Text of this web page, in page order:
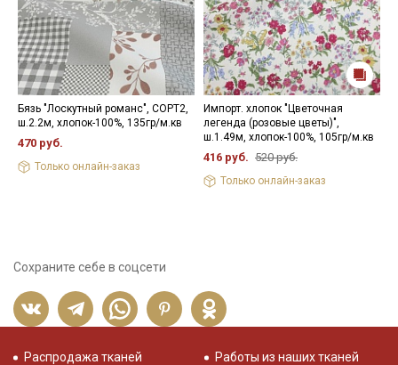
Бязь "Лоскутный романс", СОРТ2,
ш.2.2м, хлопок-100%, 135гр/м.кв
470 руб.
Только онлайн-заказ
Импорт. хлопок "Цветочная
легенда (розовые цветы)",
ш.1.49м, хлопок-100%, 105гр/м.кв
416 руб. 520 руб.
Только онлайн-заказ
Сохраните себе в соцсети
Распродажа тканей
Работы из наших тканей